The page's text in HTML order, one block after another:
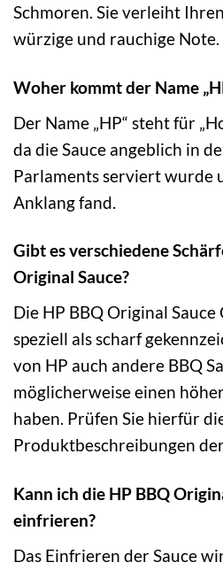
Schmoren. Sie verleiht
würzige und rauchige Note.
Woher kommt der Name
Der Name „HP“ steht für
da die Sauce angeblich in
Parlaments serviert wurde
Anklang fand.
Gibt es verschiedene
Original Sauce?
Die HP BBQ Original Sauce
speziell als scharf
von HP auch andere BBQ
möglicherweise einen
haben. Prüfen Sie hierfür
Produktbeschreibungen
Kann ich die HP BBQ
einfrieren?
Das Einfrieren der Sauce